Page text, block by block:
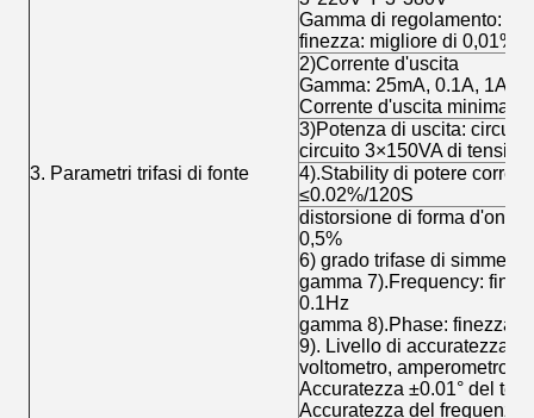
3. Parametri trifasi di fonte
Gamma di regolamento:
finezza: migliore di 0,01%
2)Corrente d'uscita
Gamma: 25mA, 0.1A, 1A,
Corrente d'uscita minima:
3)Potenza di uscita:
circuito 3×150VA di
4).Stability di potere
≤0.02%/120S
distorsione di forma d'onda
0,5%
6) grado trifase di
gamma 7).Frequency:
0.1Hz
gamma 8).Phase: finezza
9). Livello di accuratezza
voltometro, amperometro
Accuratezza ±0.01° del
Accuratezza del